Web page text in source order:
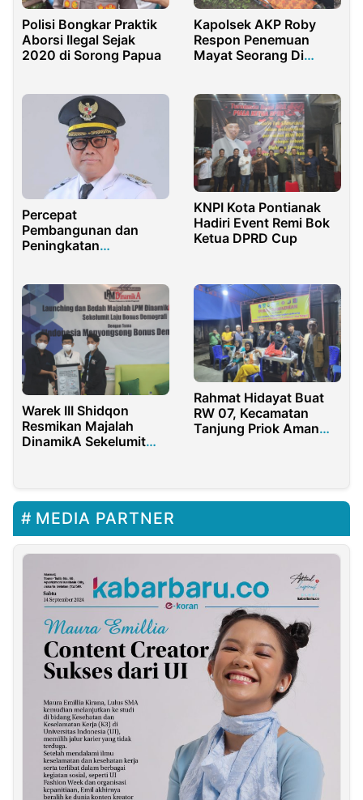
Polisi Bongkar Praktik
Aborsi Ilegal Sejak
2020 di Sorong Papua
Kapolsek AKP Roby
Respon Penemuan
Mayat Seorang Di
SMAN 2 Ujung Batu
Percepat
Pembangunan dan
Peningkatan
Banyuwangi Buka
Peluang Bagi Investor
KNPI Kota Pontianak
Hadiri Event Remi Bok
Ketua DPRD Cup
Warek III Shidqon
Resmikan Majalah
DinamikA Sekelumit
Rahmat Hidayat Buat
RW 07, Kecamatan
Tanjung Priok Aman
MEDIA PARTNER